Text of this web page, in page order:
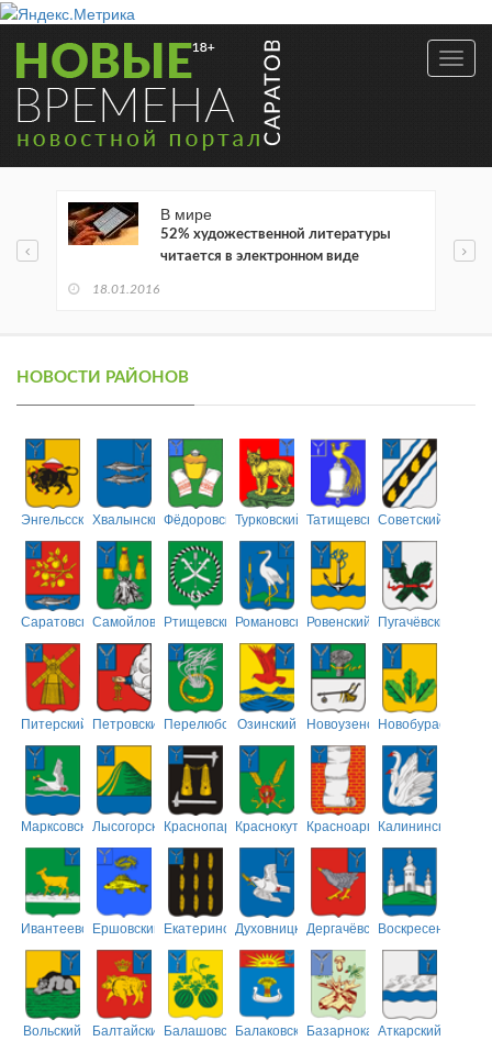
В мире
52% художественной литературы
читается в электронном виде
18.01.2016
НОВОСТИ РАЙОНОВ
ЭнгельсскийХвалынскийФёдоровскийТурковский ТатищевскийСоветский
СаратовскийСамойловскийРтищевскийРомановскийРовенский Пугачёвский
Питерский ПетровскийПерелюбскийОзинский НовоузенскийНовобурасский
МарксовскийЛысогорскийКраснопартизанский
КраснокутскийКрасноармейский
Калининский
ИвантеевскийЕршовский ЕкатериновскийДуховницкийДергачёвскийВоскресенский
Вольский БалтайскийБалашовскийБалаковскийБазарнокарабулакский
Аткарский